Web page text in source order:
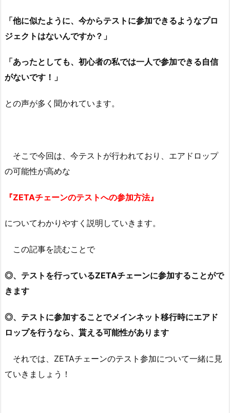
「他に似たように、今からテストに参加できるようなプロ
ジェクトはないんですか？」
「あったとしても、初心者の私では一人で参加できる自信
がないです！」
との声が多く聞かれています。
そこで今回は、今テストが行われており、エアドロップ
の可能性が高めな
『ZETAチェーンのテストへの参加方法』
についてわかりやすく説明していきます。
この記事を読むことで
◎、テストを行っているZETAチェーンに参加することがで
きます
◎、テストに参加することでメインネット移行時にエアド
ロップを行うなら、貰える可能性があります
それでは、ZETAチェーンのテスト参加について一緒に見
ていきましょう！